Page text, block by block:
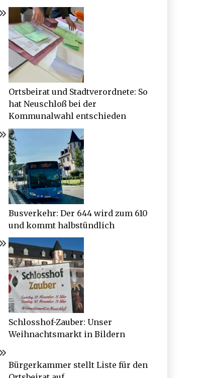
Ortsbeirat und Stadtverordnete: So
hat Neuschloß bei der
Kommunalwahl entschieden
Busverkehr: Der 644 wird zum 610
und kommt halbstündlich
Schlosshof-Zauber: Unser
Weihnachtsmarkt in Bildern
Bürgerkammer stellt Liste für den